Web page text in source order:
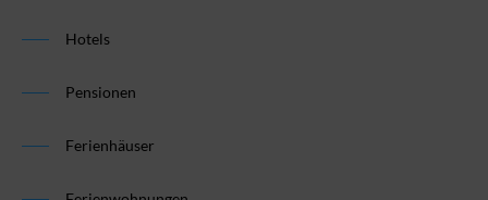
Hotels
Pensionen
Ferienhäuser